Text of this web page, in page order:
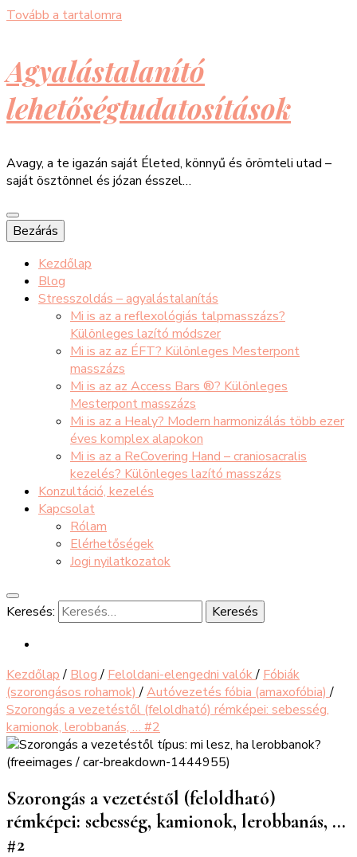
Tovább a tartalomra
Agyalástalanító
lehetőségtudatosítások
Avagy, a te igazán saját Életed, könnyű és örömteli utad –
saját ösztönnel és józan ésszel…
Bezárás
Kezdőlap
Blog
Stresszoldás – agyalástalanítás
Mi is az a reflexológiás talpmasszázs?
Különleges lazító módszer
Mi is az az ÉFT? Különleges Mesterpont
masszázs
Mi is az az Access Bars ®? Különleges
Mesterpont masszázs
Mi is az a Healy? Modern harmonizálás több ezer
éves komplex alapokon
Mi is az a ReCovering Hand – craniosacralis
kezelés? Különleges lazító masszázs
Konzultáció, kezelés
Kapcsolat
Rólam
Elérhetőségek
Jogi nyilatkozatok
Keresés:
Kezdőlap / Blog/ Feloldani-elengedni valók/ Fóbiák
(szorongásos rohamok)/Autóvezetés fóbia (amaxofóbia)/
Szorongás a vezetéstől (feloldható) rémképei: sebesség,
kamionok, lerobbanás, … #2
Szorongás a vezetéstől (feloldható)
rémképei: sebesség, kamionok, lerobbanás, …
#2